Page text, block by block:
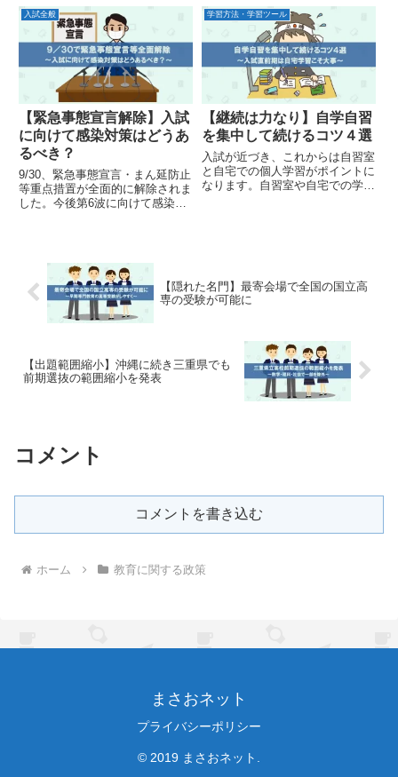
の修正に関する説明会を行ったそ
うです。どんな内容なのか確認し
てみました。
入試全般
【緊急事態宣言解除】入試
に向けて感染対策はどうあ
るべき？
9/30、緊急事態宣言・まん延防止
等重点措置が全面的に解除されま
した。今後第6波に向けて感染者
けた対策ポイントを解説しまし
学習方法・学習ツール
【継続は力なり】自学自習
を集中して続けるコツ４選
入試が近づき、これからは自習室
と自宅での個人学習がポイントに
なります。自習室や自宅での学習
【隠れた名門】最寄会場で全国の国立高
専の受験が可能に
【出題範囲縮小】沖縄に続き三重県でも
前期選抜の範囲縮小を発表
コメント
コメントを書き込む
ホーム 教育に関する政策
まさおネット
プライバシーポリシー
© 2019 まさおネット.